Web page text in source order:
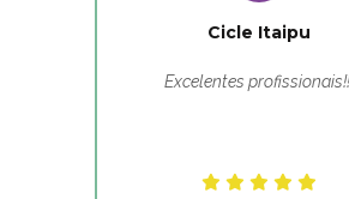
Cicle Itaipu
Excelentes